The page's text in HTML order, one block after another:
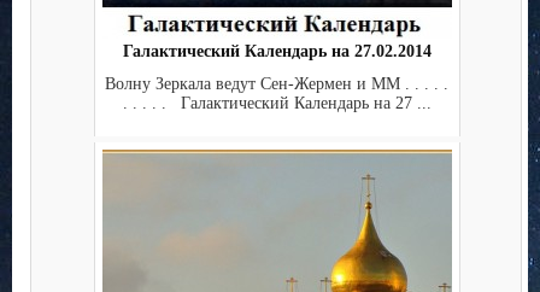
Галактический Календарь на 27.02.2014
Волну Зеркала ведут Сен-Жермен и ММ . . . . .
. . . . . Галактический Календарь на 27 ...